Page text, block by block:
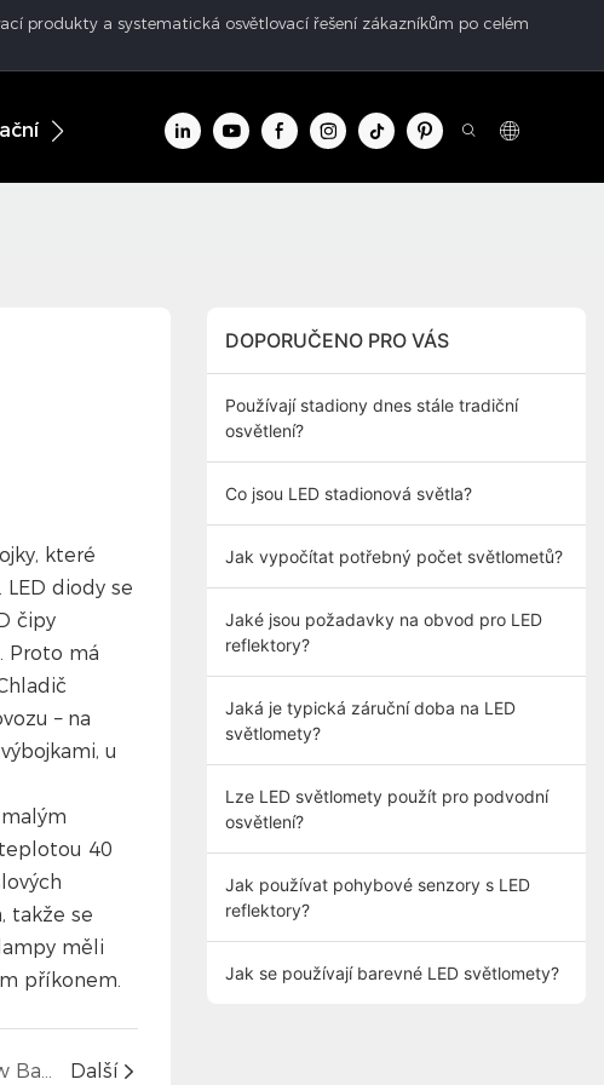
produkty a systematická osvětlovací řešení zákazníkům po celém
centrum Kontakt
které
diody se
čipy
Proto má
– na
u
40
takže se
měli
příkonem.
Jaký je rozdíl mezi světly High Bay a Low Bay? Další
DOPORUČENO PRO VÁS
Používají stadiony dnes stále tradiční
osvětlení?
Co jsou LED stadionová světla?
Jak vypočítat potřebný počet světlometů?
Jaké jsou požadavky na obvod pro LED
reflektory?
Jaká je typická záruční doba na LED
světlomety?
Lze LED světlomety použít pro podvodní
osvětlení?
Jak používat pohybové senzory s LED
reflektory?
Jak se používají barevné LED světlomety?